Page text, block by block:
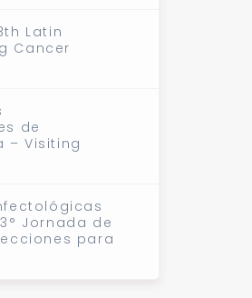
Latin
Cancer
de
– Visiting
Jornada de
para